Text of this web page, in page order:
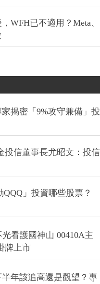
WFH已不適用？Meta、
揭密「9%攻守兼備」投
投信董事長尤昭文：投信
」投資哪些股票？
看護國神山 00410A主
牌上市
年該追高還是觀望？專